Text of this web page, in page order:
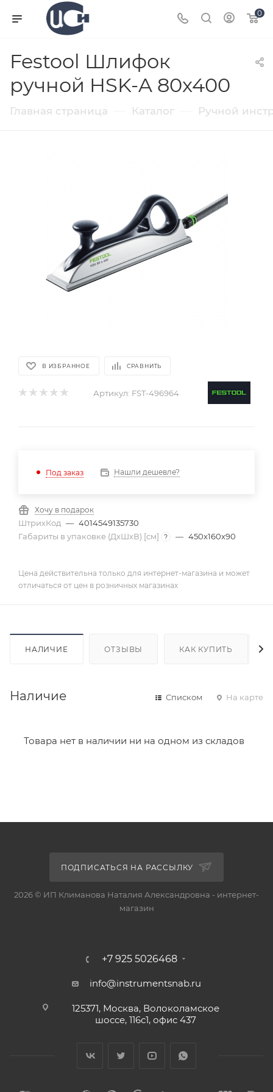
0
Festool Шлифок
ручной HSK-A 80x400
Главная страница Каталог Ручной
В ИЗБРАННОЕ СРАВНИТЬ
Артикул: FST-496964
Под заказ Нашли дешевле?
Хочу в подарок
ШтрихКод — 4014549135730
Габариты в упаковке (ДхШхВ) [cм]
? — 450x160x90
Цена действительна только для интернет-магазина и может
отличаться от цен в розничных магазинах
НАЛИЧИЕ ОТЗЫВЫ КАК КУПИТЬ
Наличие Списком На карте
Товара нет в наличии ни на одном из складов
ПОДПИСАТЬСЯ НА РАССЫЛКУ
2026 © ИП Климанова Наталия Александровна - интернет-
магазин
+7 925 5026468
info@instrumentsnab.ru
125371, Москва, Волоколамское
шоссе, 116с1, офис 437